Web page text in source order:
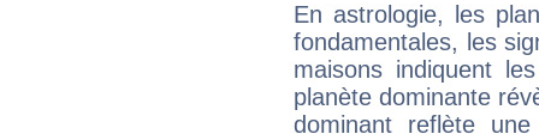
En astrologie, les
fondamentales, les
maisons indiquent
planète dominante
dominant reflète